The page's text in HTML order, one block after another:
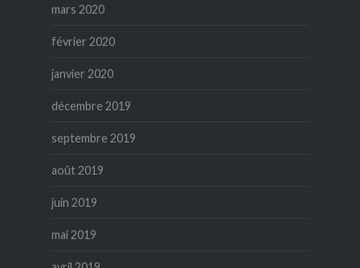
mars 2020
février 2020
janvier 2020
décembre 2019
septembre 2019
août 2019
juin 2019
mai 2019